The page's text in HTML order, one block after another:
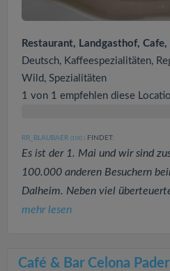
Restaurant, Landgasthof,
Deutsch, Kaffeespezialitäten,
Wild, Spezialitäten
1 von 1 empfehlen diese
RR_BLAUBAER (100 ) FINDET:
Es ist der 1. Mai und wir sind
100.000 anderen Besuchern
Dalheim. Neben viel
mehr lesen
Café & Bar Celona